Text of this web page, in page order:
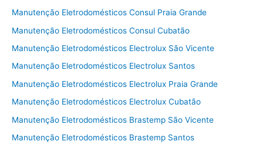
Manutenção Eletrodomésticos Consul Praia Grande
Manutenção Eletrodomésticos Consul Cubatão
Manutenção Eletrodomésticos Electrolux São Vicente
Manutenção Eletrodomésticos Electrolux Santos
Manutenção Eletrodomésticos Electrolux Praia Grande
Manutenção Eletrodomésticos Electrolux Cubatão
Manutenção Eletrodomésticos Brastemp São Vicente
Manutenção Eletrodomésticos Brastemp Santos